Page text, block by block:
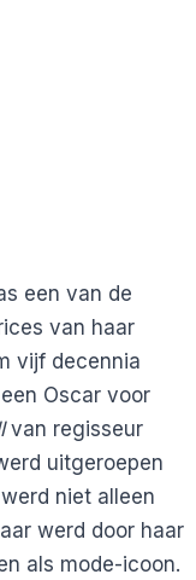
een van de
van haar
vijf decennia
Oscar voor
van regisseur
uitgeroepen
niet alleen
werd door haar
als mode-icoon.